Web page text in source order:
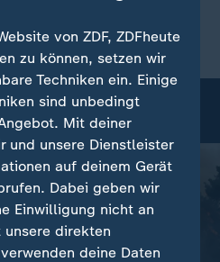
das offizielle Motiv.
Einzelbeiträge
von ZDF, ZDFheute
zu können, setzen wir
Techniken ein. Einige
sind unbedingt
Mit deiner
und unsere Dienstleister
auf deinem Gerät
Dabei geben wir
Einwilligung nicht an
direkten
deine Daten